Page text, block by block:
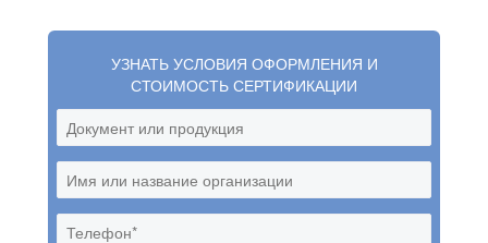
УЗНАТЬ УСЛОВИЯ ОФОРМЛЕНИЯ И
СТОИМОСТЬ СЕРТИФИКАЦИИ